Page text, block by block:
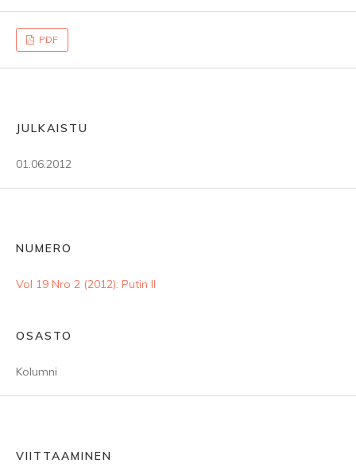
PDF
JULKAISTU
01.06.2012
NUMERO
Vol 19 Nro 2 (2012): Putin II
OSASTO
Kolumni
VIITTAAMINEN